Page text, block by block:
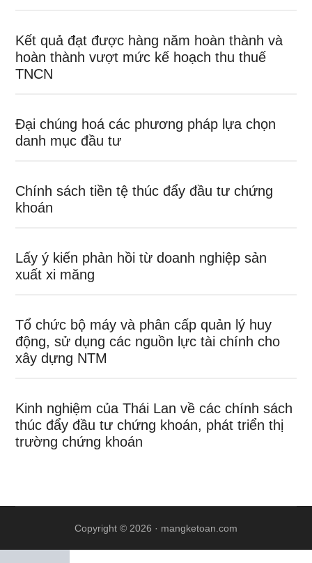
Kết quả đạt được hàng năm hoàn thành và
hoàn thành vượt mức kế hoạch thu thuế
TNCN
Đại chúng hoá các phương pháp lựa chọn
danh mục đầu tư
Chính sách tiền tệ thúc đẩy đầu tư chứng
khoán
Lấy ý kiến phản hồi từ doanh nghiệp sản
xuất xi măng
Tổ chức bộ máy và phân cấp quản lý huy
động, sử dụng các nguồn lực tài chính cho
xây dựng NTM
Kinh nghiệm của Thái Lan về các chính sách
thúc đẩy đầu tư chứng khoán, phát triển thị
trường chứng khoán
Copyright © 2026 · mangketoan.com